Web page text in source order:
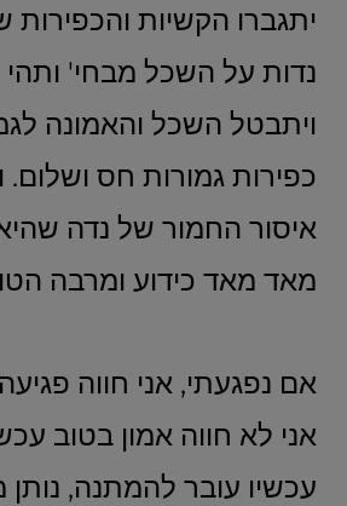
יתגברו הקשיות
נדות על השכל מבחי' ותהי
ויתבטל השכל והאמונה
כפירות גמורות חס ושלום.
איסור החמור של נדה
מאד מאד כידוע ומרבה
אם נפגעתי, אני חווה
אני לא חווה אמון בטוב
עכשיו עובר להמתנה, נותן